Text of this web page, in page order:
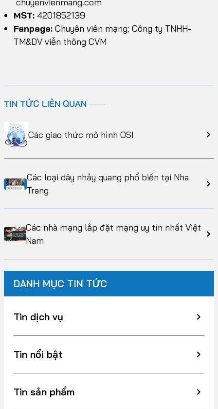
chuyenvienmang.com
MST: 4201852139
Fanpage: Chuyên viên mạng; Công ty TNHH-
TM&DV viễn thông CVM
TIN TỨC LIÊN QUAN
Các giao thức mô hình OSI
Các loại dây nhảy quang phổ biến tại Nha
Trang
Các nhà mạng lắp đặt mạng uy tín nhất Việt
Nam
DANH MỤC TIN TỨC
Tin dịch vụ
Tin nổi bật
Tin sản phẩm